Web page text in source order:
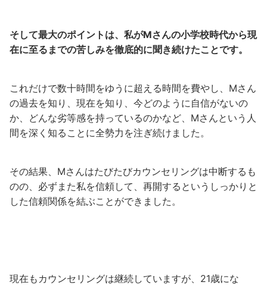
そして最大のポイントは、私がMさんの小学校時代から現
在に至るまでの苦しみを徹底的に聞き続けたことです。
これだけで数十時間をゆうに超える時間を費やし、Mさん
の過去を知り、現在を知り、今どのように自信がないの
か、どんな劣等感を持っているのかなど、Mさんという人
間を深く知ることに全勢力を注ぎ続けました。
その結果、Mさんはたびたびカウンセリングは中断するも
のの、必ずまた私を信頼して、再開するというしっかりと
した信頼関係を結ぶことができました。
現在もカウンセリングは継続していますが、21歳にな